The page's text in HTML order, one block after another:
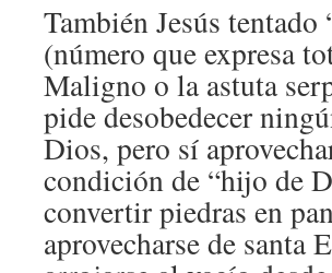
También Jesús tentado
(número que expresa
Maligno o la astuta
pide desobedecer
Dios, pero sí
condición de “hijo de
convertir piedras en
aprovecharse de santa